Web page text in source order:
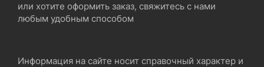
или хотите оформить заказ, свяжитесь с нами
любым удобным способом
Информация на сайте носит справочный характер и